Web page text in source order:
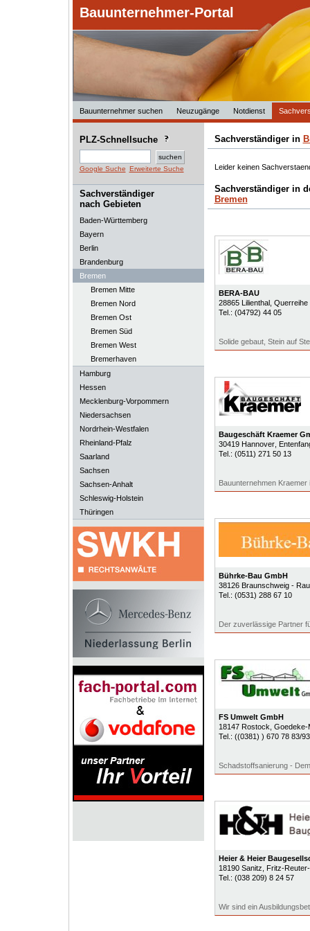
Bauunternehmer-Portal
Bauunternehmer suchen Neuzugänge Notdienst
PLZ-Schnellsuche
Google Suche Erweiterte Suche
Sachverständiger
nach Gebieten
Baden-Württemberg
Bayern
Berlin
Brandenburg
Bremen
Bremen Mitte
Bremen Nord
Bremen Ost
Bremen Süd
Bremen West
Bremerhaven
Hamburg
Hessen
Mecklenburg-Vorpommern
Niedersachsen
Nordrhein-Westfalen
Rheinland-Pfalz
Saarland
Sachsen
Sachsen-Anhalt
Schleswig-Holstein
Thüringen
Sachverständiger in
Leider keinen
Sachverständiger in
Bremen
BERA-BAU
28865 Lilienthal, Querreihe
Tel.: (04792) 44 05
Solide gebaut, Stein auf
Baugeschäft Kraemer
30419 Hannover,
Tel.: (0511) 271 50 13
Bauunternehmen Kraemer
Bührke-Bau GmbH
38126 Braunschweig -
Tel.: (0531) 288 67 10
Der zuverlässige Partner
FS Umwelt GmbH
18147 Rostock ,
Tel.: ((0381) ) 670 78 83/93
Schadstoffsanierung -
Heier & Heier
18190 Sanitz , Fritz-
Tel.: (038 209) 8 24 57
Wir sind ein